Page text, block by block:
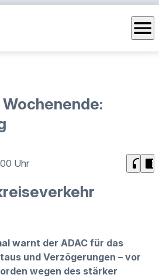
menu
Uhr headphones chrome_reader_mode
warnt der ADAC für das
und Verzögerungen – vor
wegen des stärker